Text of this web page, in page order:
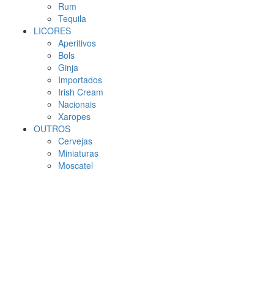
Rum
Tequila
LICORES
Aperitivos
Bols
Ginja
Importados
Irish Cream
Nacionais
Xaropes
OUTROS
Cervejas
Miniaturas
Moscatel